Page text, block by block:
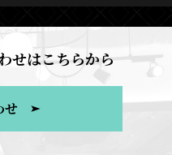
せはこちらから
せ